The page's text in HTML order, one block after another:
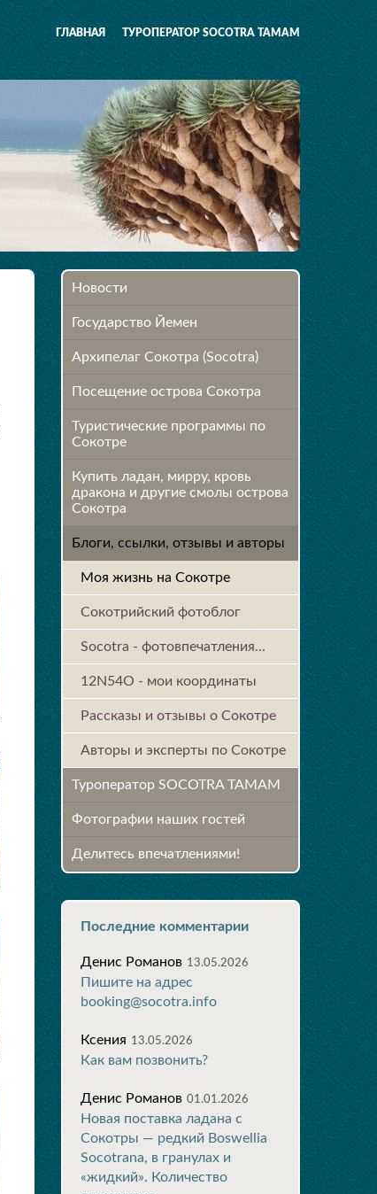
ГЛАВНАЯ ТУРОПЕРАТОР SOCOTRA TAMAM
Новости
Государство Йемен
Архипелаг Сокотра (Socotra)
Посещение острова Cокотра
Туристические программы по
Сокотре
Купить ладан, мирру, кровь
дракона и другие смолы острова
Сокотра
Блоги, ссылки, отзывы и авторы
Моя жизнь на Сокотре
Сокотрийский фотоблог
Socotra - фотовпечатления...
12N54O - мои координаты
Рассказы и отзывы о Сокотре
Авторы и эксперты по Сокотре
Туроператор SOCOTRA TAMAM
Фотографии наших гостей
Делитесь впечатлениями!
Последние комментарии
Денис Романов 13.05.2026
Пишите на адрес
booking@socotra.info
Ксения 13.05.2026
Как вам позвонить?
Денис Романов 01.01.2026
Новая поставка ладана с
Сокотры — редкий Boswellia
Socotrana, в гранулах и
«жидкий». Количество